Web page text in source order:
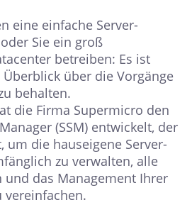
eine einfache Server-
Sie ein groß
betreiben: Es ist
über die Vorgänge
behalten.
die Firma Supermicro den
(SSM) entwickelt, der
um die hauseigene Server-
zu verwalten, alle
und das Management Ihrer
vereinfachen.